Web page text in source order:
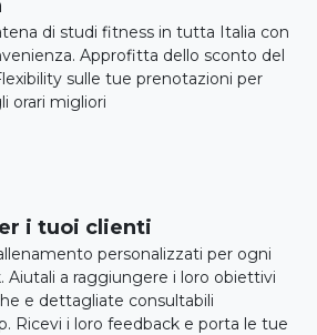
di studi fitness in tutta Italia con
Approfitta dello sconto del
sulle tue prenotazioni per
orari migliori
i tuoi clienti
personalizzati per ogni
Aiutali a raggiungere i loro obiettivi
e dettagliate consultabili
Ricevi i loro feedback e porta le tue